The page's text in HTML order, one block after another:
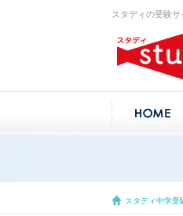
スタディの受験サ
スタディ中学受